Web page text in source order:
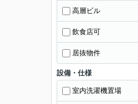
高層ビル
飲食店可
居抜物件
設備・仕様
室内洗濯機置場